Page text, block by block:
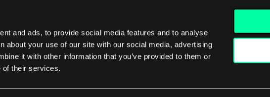
and ads, to provide social media features and to analyse
about your use of our site with our social media, advertising
it with other information that you’ve provided to them or
of their services.